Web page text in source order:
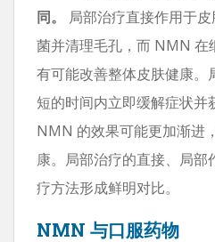
同。
局部治疗直接作用于
菌并清理毛孔，而 NMN 在
有可能改善整体皮肤健康。
短的时间内立即缓解症状并
NMN 的效果可能更加渐进
康。局部治疗的直接、局
疗方法形成鲜明对比。
NMN 与口服药物